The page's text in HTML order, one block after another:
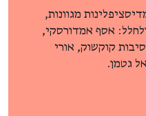
מגוונות,
אסף אמדורסקי,
קוקשוק, אורי
גטמן.